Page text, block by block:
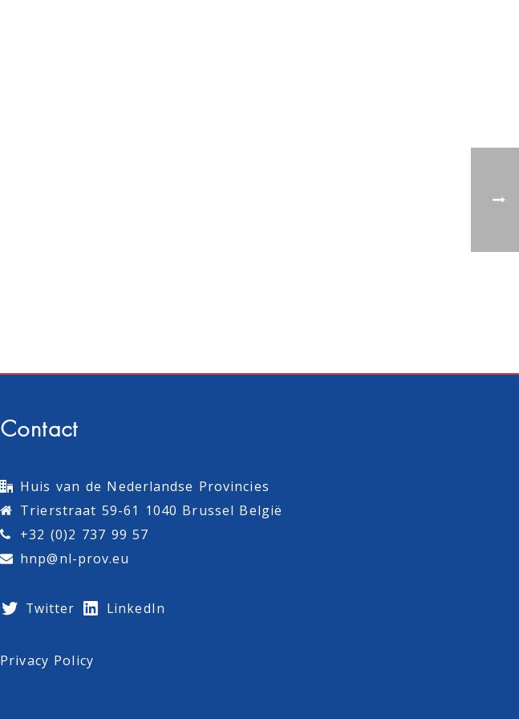
Contact
Huis van de Nederlandse Provincies
Trierstraat 59-61 1040 Brussel België
+32 (0)2 737 99 57
hnp@nl-prov.eu
Twitter LinkedIn
Privacy Policy